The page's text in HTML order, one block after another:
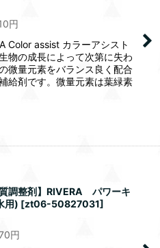
円
Color assist カラーアシスト
物の成長によって次第に失わ
微量元素をバランス良く配合
給剤です。微量元素は葉緑素
質調整剤】RIVERA パワーキ
用) [zt06-50827031]
円